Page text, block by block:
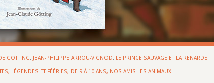
GÖTTING, JEAN-PHILIPPE ARROU-VIGNOD, LE PRINCE SAUVAGE ET LA RENARDE
LÉGENDES ET FÉÉRIES, DE 9 À 10 ANS, NOS AMIS LES ANIMAUX